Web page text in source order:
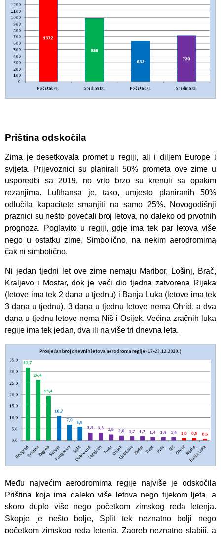
Priština odskočila
Zima je desetkovala promet u regiji, ali i diljem Europe i
svijeta. Prijevoznici su planirali 50% prometa ove zime u
usporedbi sa 2019, no vrlo brzo su krenuli sa opakim
rezanjima. Lufthansa je, tako, umjesto planiranih 50%
odlučila kapacitete smanjiti na samo 25%. Novogodišnji
praznici su nešto povećali broj letova, no daleko od prvotnih
prognoza. Poglavito u regiji, gdje ima tek par letova više
nego u ostatku zime. Simbolično, na nekim aerodromima
čak ni simbolično.
Ni jedan tjedni let ove zime nemaju Maribor, Lošinj, Brač,
Kraljevo i Mostar, dok je veći dio tjedna zatvorena Rijeka
(letove ima tek 2 dana u tjednu) i Banja Luka (letove ima tek
3 dana u tjednu), 3 dana u tjednu letove nema Ohrid, a dva
dana u tjednu letove nema Niš i Osijek. Većina zračnih luka
regije ima tek jedan, dva ili najviše tri dnevna leta.
Među najvećim aerodromima regije najviše je odskočila
Priština koja ima daleko više letova nego tijekom ljeta, a
skoro duplo više nego početkom zimskog reda letenja.
Skopje je nešto bolje, Split tek neznatno bolji nego
početkom zimskog reda letenja, Zagreb neznatno slabiji, a